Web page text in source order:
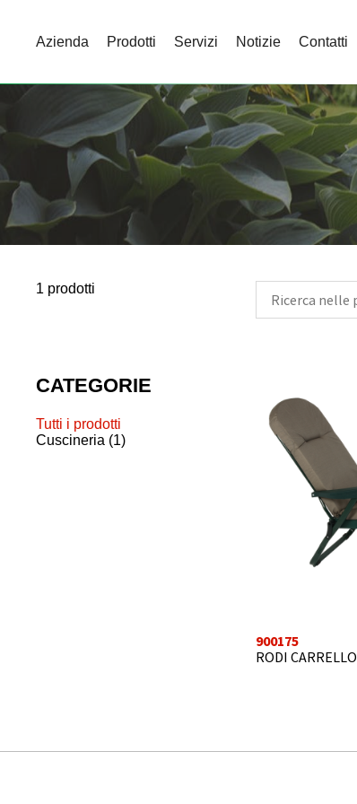
Azienda Prodotti Servizi Notizie Contatti
1 prodotti
CATEGORIE
Tutti i prodotti
Cuscineria (1)
900175
RODI CARRELLO